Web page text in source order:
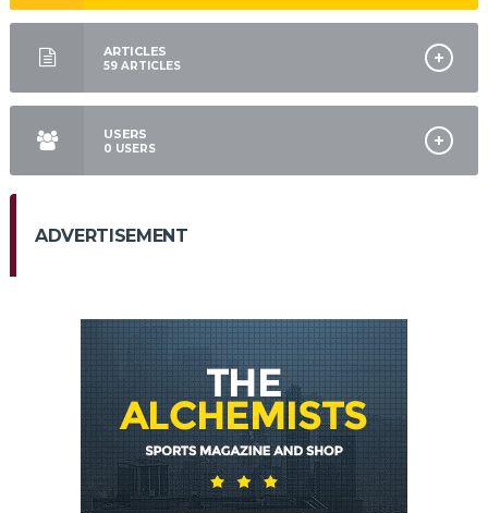
ARTICLES
59 ARTICLES
USERS
0 USERS
ADVERTISEMENT